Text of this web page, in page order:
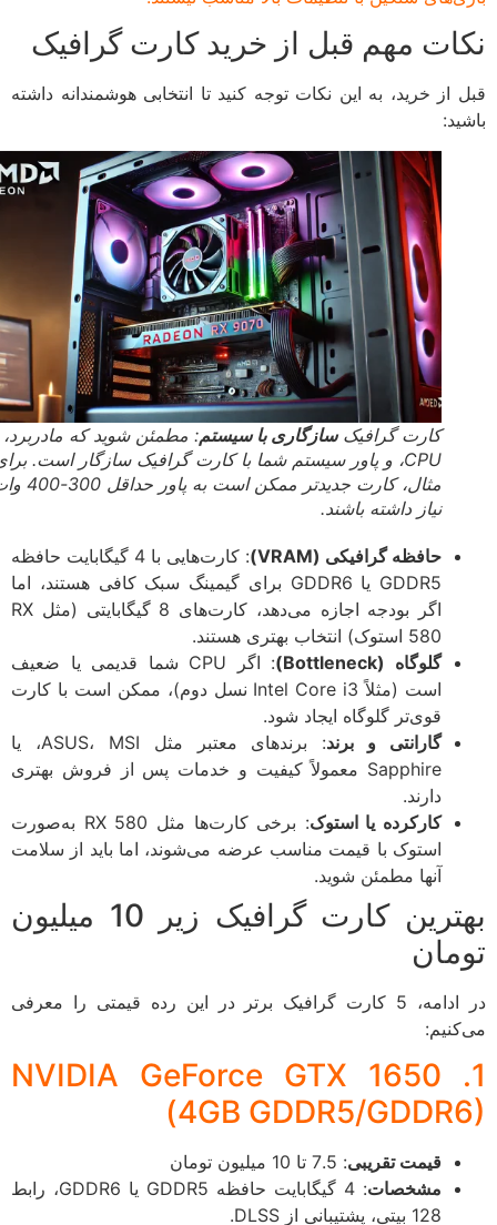
مهم قبل از خرید کارت گرافیک
از خرید، به این نکات توجه کنید تا انتخابی هوشمندانه داشته
کارت گرافیکسازگاری با سیستم: مطمئن شوید که مادربرد،
CPU، و پاور سیستم شما با کارت گرافیک سازگار است. برای
مثال، کارت جدیدتر ممکن است به پاور حداقل 300-400 وات
نیاز داشته باشند.
حافظه گرافیکی (VRAM)
: کارت‌هایی با 4 گیگابایت حافظه
GDDR5 یا GDDR6 برای گیمینگ سبک کافی هستند، اما
اگر بودجه اجازه می‌دهد، کارت‌های 8 گیگابایتی (مثل RX
گلوگاه (Bottleneck)
: اگر CPU شما قدیمی یا ضعیف
است (مثلاً Intel Core i3 نسل دوم)، ممکن است با کارت
قوی‌تر گلوگاه ایجاد شود.
گارانتی و برند
: برندهای معتبر مثل ASUS، MSI، یا
Sapphire معمولاً کیفیت و خدمات پس از فروش بهتری
دارند.
کارکرده یا استوک
: برخی کارت‌ها مثل RX 580 به‌صورت
استوک با قیمت مناسب عرضه می‌شوند، اما باید از سلامت
آنها مطمئن شوید.
بهترین کارت گرافیک زیر 10 میلیون
در ادامه، 5 کارت گرافیک برتر در این رده قیمتی را معرفی
1. NVIDIA GeForce GTX 1650
(4GB GDDR5/
قیمت تقریبی: 7.5 تا 10 میلیون تومان
مشخصات
: 4 گیگابایت حافظه GDDR5 یا GDDR6، رابط